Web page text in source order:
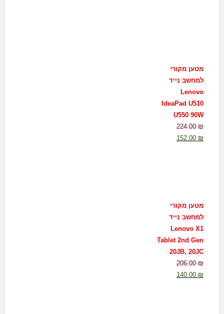
מטען מקורי
למחשב נייד
Lenovo
IdeaPad U510
U550 90W
224.00₪
152.00 ₪
מטען מקורי
למחשב נייד
Lenovo X1
Tablet 2nd Gen
20JB, 20JC
206.00₪
140.00 ₪